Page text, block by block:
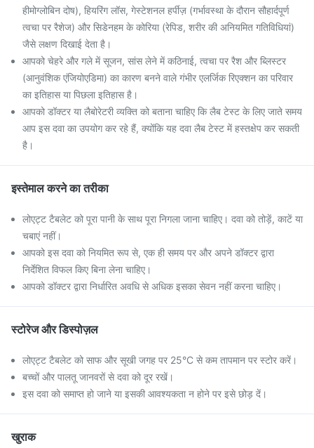
हीमोग्लोबिन दोष), हियरिंग लॉस, गेस्टेशनल हर्पीज़ (गर्भावस्था के दौरान सौहार्दपूर्ण
त्वचा पर रैशेज) और सिडेनहम के कोरिया (रेपिड, शरीर की अनियमित गतिविधियां)
जैसे लक्षण दिखाई देता है।
आपको चेहरे और गले में सूजन, सांस लेने में कठिनाई, त्वचा पर रैश और ब्लिस्टर
(आनुवंशिक एंजियोएडिमा) का कारण बनने वाले गंभीर एलर्जिक रिएक्शन का परिवार
का इतिहास या पिछला इतिहास है।
आपको डॉक्टर या लैबोरेटरी व्यक्ति को बताना चाहिए कि लैब टेस्ट के लिए जाते समय
आप इस दवा का उपयोग कर रहे हैं, क्योंकि यह दवा लैब टेस्ट में हस्तक्षेप कर सकती
है।
इस्तेमाल करने का तरीका
लोएट्ट टैबलेट को पूरा पानी के साथ पूरा निगला जाना चाहिए। दवा को तोड़ें, काटें या
चबाएं नहीं।
आपको इस दवा को नियमित रूप से, एक ही समय पर और अपने डॉक्टर द्वारा
निर्देशित विफल किए बिना लेना चाहिए।
आपको डॉक्टर द्वारा निर्धारित अवधि से अधिक इसका सेवन नहीं करना चाहिए।
स्टोरेज और डिस्पोज़ल
लोएट्ट टैबलेट को साफ और सूखी जगह पर 25°C से कम तापमान पर स्टोर करें।
बच्चों और पालतू जानवरों से दवा को दूर रखें।
इस दवा को समाप्त हो जाने या इसकी आवश्यकता न होने पर इसे छोड़ दें।
खुराक